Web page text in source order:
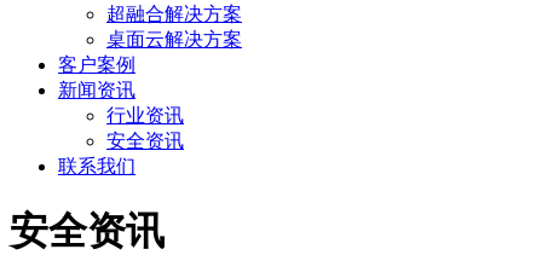
超融合解决方案
桌面云解决方案
客户案例
新闻资讯
行业资讯
安全资讯
联系我们
安全资讯